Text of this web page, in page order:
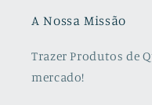
A Nossa Missão
Trazer Produtos de
mercado!